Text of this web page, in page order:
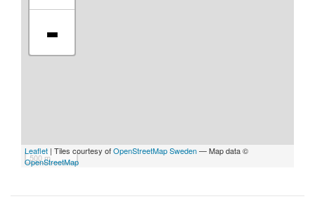
-
500 m
Leaflet | Tiles courtesy ofOpenStreetMap Sweden— Map data ©
OpenStreetMap